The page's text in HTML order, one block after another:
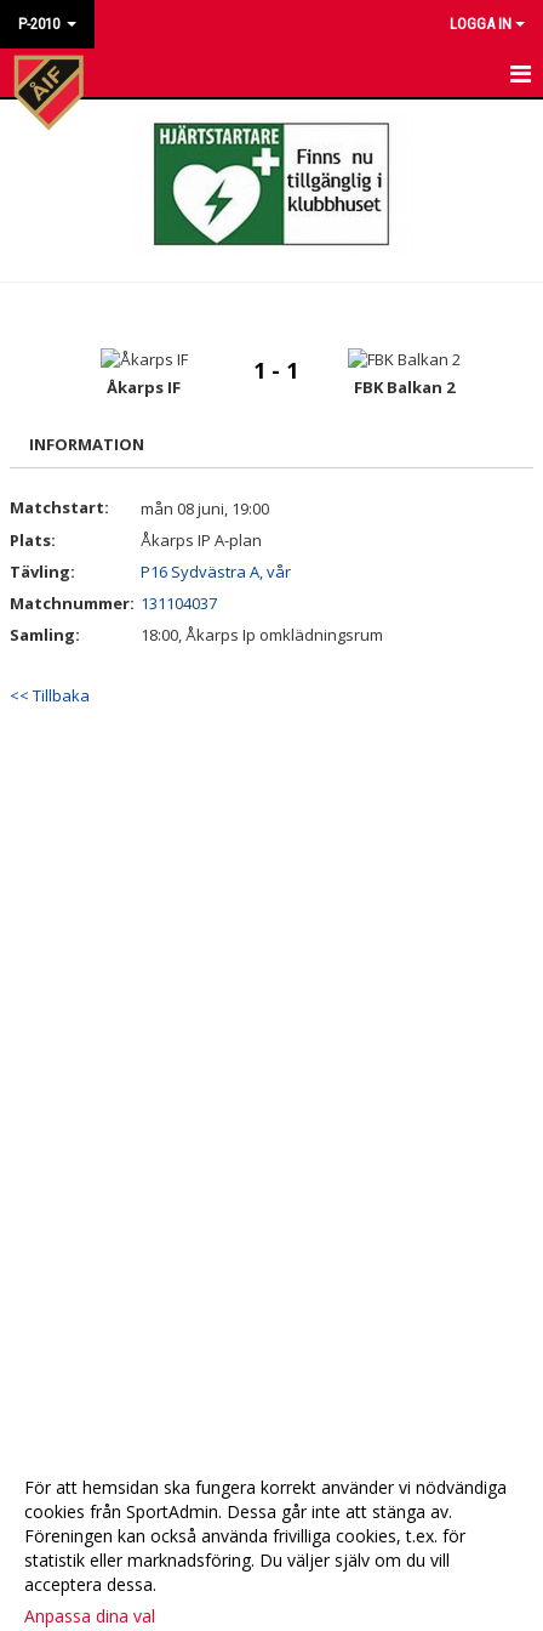
P-2010 LOGGA IN
HEM
TRÄNINGSTIDER
BILDGALLERI
KONTAKT
Åkarps IF
1 - 1
FBK Balkan 2
INFORMATION
Matchstart:
mån 08 juni, 19:00
Plats:
Åkarps IP A-plan
Tävling:
P16 Sydvästra A, vår
Matchnummer: 131104037
Samling:
18:00, Åkarps Ip omklädningsrum
<< Tillbaka
För att hemsidan ska fungera korrekt använder vi nödvändiga
cookies från SportAdmin. Dessa går inte att stänga av.
Föreningen kan också använda frivilliga cookies, t.ex. för
statistik eller marknadsföring. Du väljer själv om du vill
acceptera dessa.
Anpassa dina val